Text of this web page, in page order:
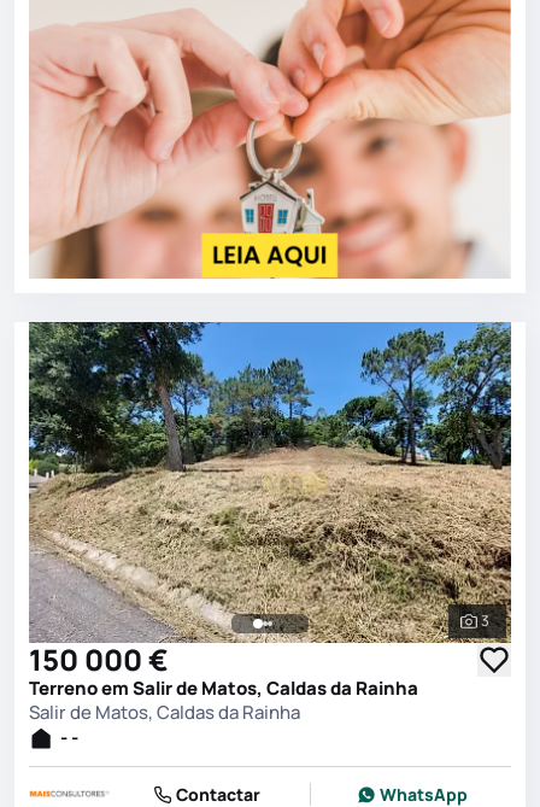
Ver
3
150 000 €
Terreno em Salir de Matos, Caldas da Rainha
Salir de Matos, Caldas da Rainha
- -
Contactar WhatsApp